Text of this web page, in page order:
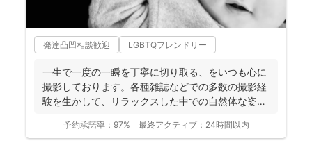
発達凸凹相談歓迎 LGBTQフレンドリー
一生で一度の一瞬を丁寧に切り取る、をいつも心に
撮影しております。各種雑誌などでの多数の撮影経
験を生かして、リラックスした中での自然体な姿の
予約承諾率： 97% 最終アクティブ： 24時間以内